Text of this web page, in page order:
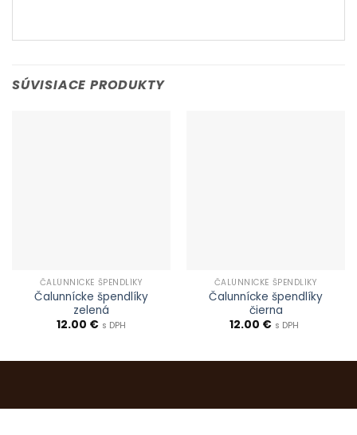
SÚVISIACE PRODUKTY
ČALÚNNICKE ŠPENDLÍKY
Čalunnícke špendlíky
zelená
12.00 € s DPH
ČALÚNNICKE ŠPENDLÍKY
Čalunnícke špendlíky
čierna
12.00 € s DPH